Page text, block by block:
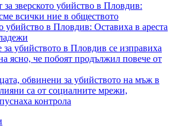
за зверското убийство в Пловдив:
всички ние в обществото
убийство в Пловдив: Оставиха в ареста
за убийството в Пловдив се изправиха
ясно, че побоят продължил повече от
обвинени за убийството на мъж в
са от социалните мрежи,
контрола